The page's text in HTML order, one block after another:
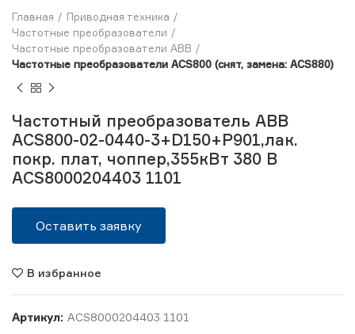
Главная
Приводная техника
Частотные преобразователи
Частотные преобразователи ABB
Частотные преобразователи ACS800 (снят, замена: ACS880)
Частотный преобразователь ABB
ACS800-02-0440-3+D150+P901,лак.
покр. плат, чоппер,355кВт 380 В
ACS8000204403 1101
Оставить заявку
В избранное
Артикул: ACS8000204403 1101